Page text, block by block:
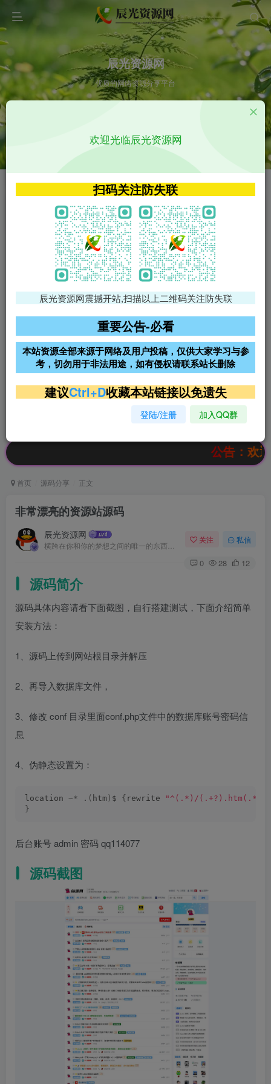
辰光资源网
优质的网络资源分享平台
VIP特权介绍 APP源码
VIP特权介绍
火
VIP特权介绍
影视源码
影视源码
免费领支付宝红包
腾讯轻量4核4G3M服务器38元/
阿里云2核2G200M服务器68元/
年
雨云高防免备案服务器
超低价文字广告位招租 超低价文字广告位招租
超低价文字广告位招租
公告：欢迎访问
首页 源码分享 正文
非常漂亮的资源站源码
辰光资源网 关注 私信
0 28 12
源码简介
源码具体内容请看下面截图，自行搭建测试，下面介绍简单
安装方法：
1、源码上传到网站根目录并解压
2、再导入数据库文件，
3、修改 conf 目录里面conf.php文件中的数据库账号密码信
息
4、伪静态设置为：
location ~* . ( htm ) $ { rewrite
"^(.*)/
}
后台账号 admin 密码 qq114077
源码截图
欢迎光临辰光资源网
扫码关注防失联
辰光资源网震撼开站,扫描以上二维码关注防失联
重要公告-必看
本站资源全部来源于网络及用户投稿，仅供大家学习与参
考，切勿用于非法用途，如有侵权请联系站长删除
建议Ctrl+D收藏本站链接以免遗失
登陆/注册 加入QQ群